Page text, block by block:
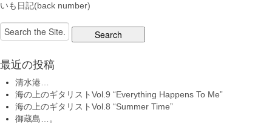
いも日記(back number)
Search
for:
最近の投稿
清水港…
海の上のギタリストVol.9 “Everything Happens To Me”
海の上のギタリストVol.8 “Summer Time”
御蔵島…。